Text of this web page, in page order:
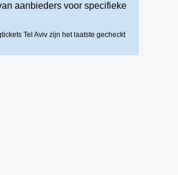
aanbieders voor specifieke
Tel Aviv zijn het laatste gecheckt